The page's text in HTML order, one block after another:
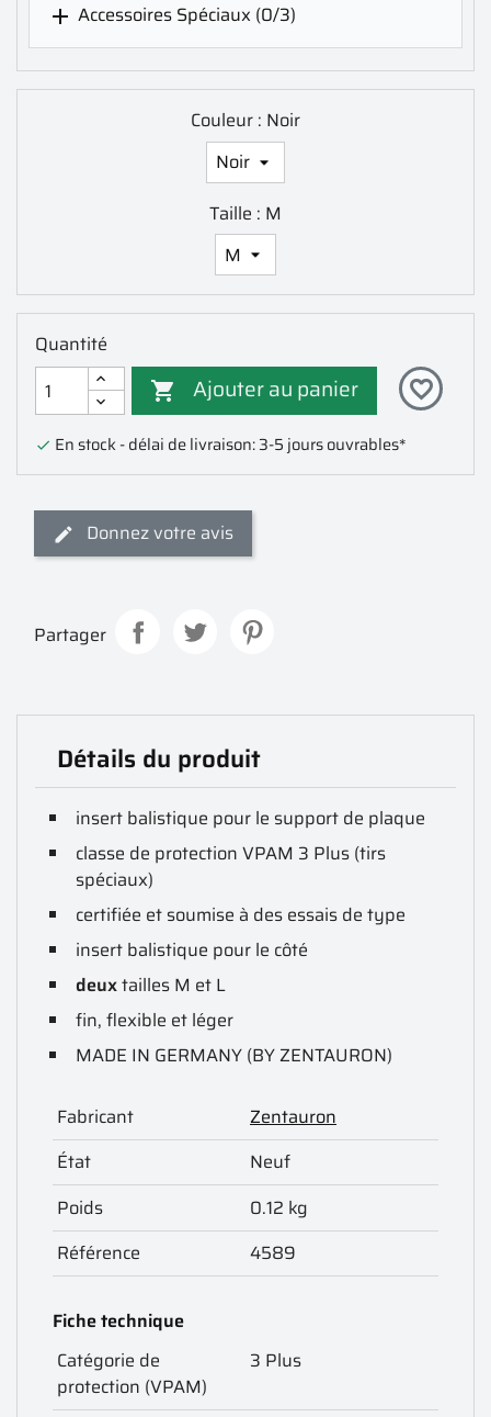
 Accessoires Spéciaux (0/3)
Couleur : Noir
Taille : M
Quantité
 Ajouter au panier favorite_border
 En stock - délai de livraison: 3-5 jours ouvrables*
Donnez votre avis
Partager
Détails du produit
insert balistique pour le support de plaque
classe de protection VPAM 3 Plus (tirs
spéciaux)
certifiée et soumise à des essais de type
insert balistique pour le côté
deuxtailles M et L
fin, flexible et léger
MADE IN GERMANY (BY ZENTAURON)
Fabricant
Zentauron
État
Neuf
Poids
0.12 kg
Référence
4589
Fiche technique
Catégorie de
protection (VPAM)
3 Plus